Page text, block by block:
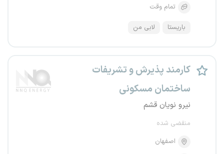
تمام وقت
باریستا لابی من
کارمند پذیرش و تشریفات
ساختمان مسکونی
نیرو نویان قشم
منقضی شده
اصفهان